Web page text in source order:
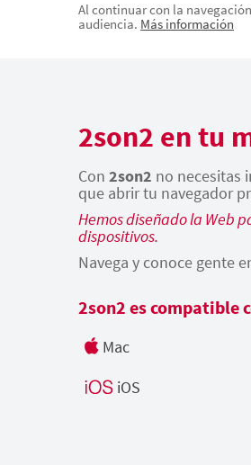
Al continuar con la
audiencia. Más información
2son2 en tu
Con 2son2 no necesitas
que abrir tu navegador
Hemos diseñado la Web
dispositivos.
Navega y conoce gente
2son2 es compatible
Mac
iOS